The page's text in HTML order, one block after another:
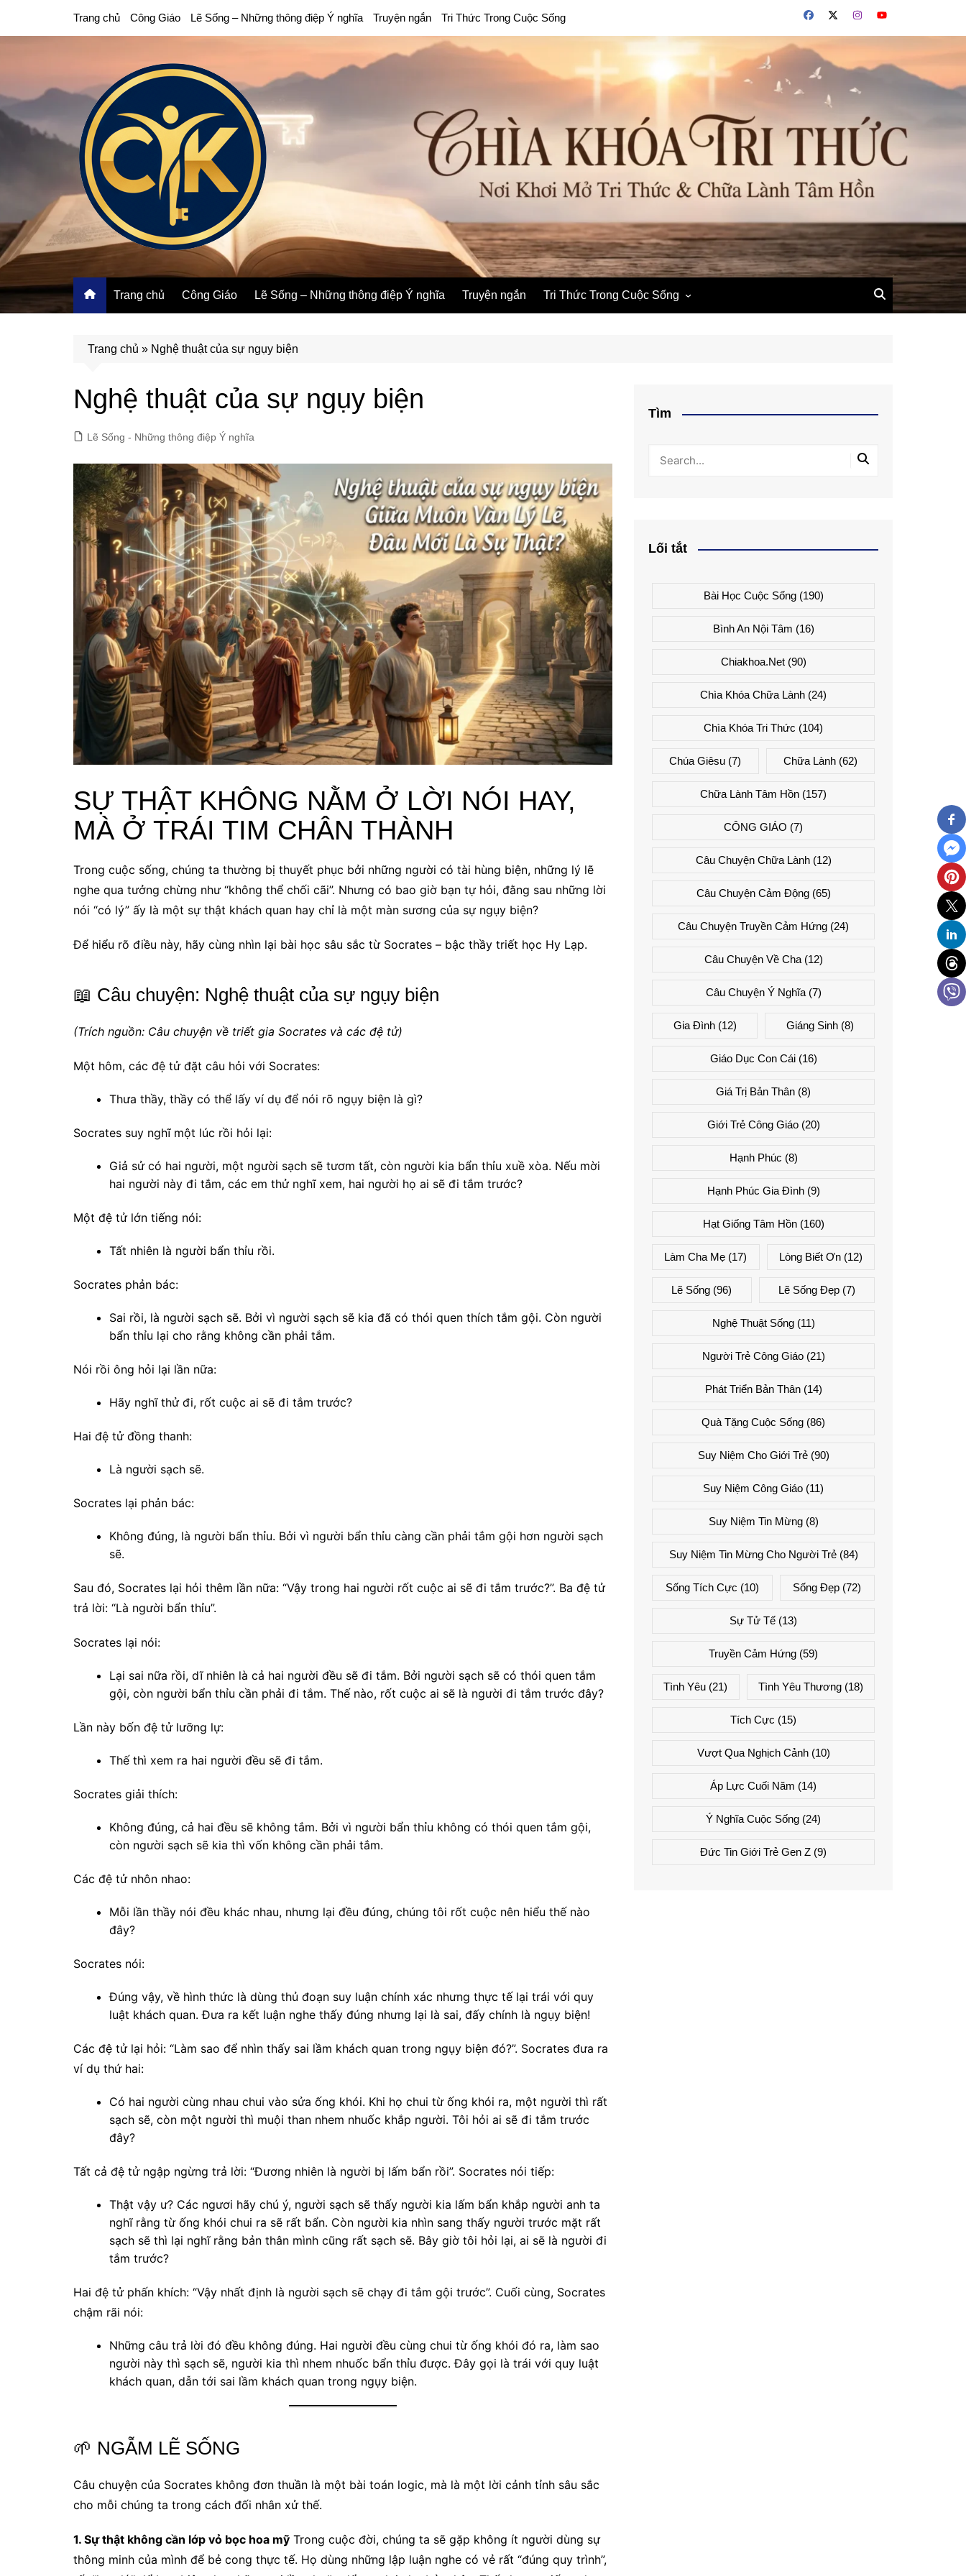
Trang chủ Công Giáo Lẽ Sống – Những thông điệp Ý nghĩa Truyện ngắn Tri Thức Trong Cuộc Sống
Trang chủ Công Giáo Lẽ Sống – Những thông điệp Ý nghĩa Truyện ngắn Tri Thức Trong Cuộc Sống
Trang chủ » Nghệ thuật của sự ngụy biện
Nghệ thuật của sự ngụy biện
Lẽ Sống - Những thông điệp Ý nghĩa
SỰ THẬT KHÔNG NẰM Ở LỜI NÓI HAY,
MÀ Ở TRÁI TIM CHÂN THÀNH
Trong cuộc sống, chúng ta thường bị thuyết phục bởi những người có tài hùng biện, những lý lẽ
nghe qua tưởng chừng như “không thể chối cãi”. Nhưng có bao giờ bạn tự hỏi, đằng sau những lời
nói “có lý” ấy là một sự thật khách quan hay chỉ là một màn sương của sự ngụy biện?
Để hiểu rõ điều này, hãy cùng nhìn lại bài học sâu sắc từ Socrates – bậc thầy triết học Hy Lạp.
📖 Câu chuyện: Nghệ thuật của sự ngụy biện
(Trích nguồn: Câu chuyện về triết gia Socrates và các đệ tử)
Một hôm, các đệ tử đặt câu hỏi với Socrates:
Thưa thầy, thầy có thể lấy ví dụ để nói rõ ngụy biện là gì?
Socrates suy nghĩ một lúc rồi hỏi lại:
Giả sử có hai người, một người sạch sẽ tươm tất, còn người kia bẩn thỉu xuề xòa. Nếu mời
hai người này đi tắm, các em thử nghĩ xem, hai người họ ai sẽ đi tắm trước?
Một đệ tử lớn tiếng nói:
Tất nhiên là người bẩn thỉu rồi.
Socrates phản bác:
Sai rồi, là người sạch sẽ. Bởi vì người sạch sẽ kia đã có thói quen thích tắm gội. Còn người
bẩn thỉu lại cho rằng không cần phải tắm.
Nói rồi ông hỏi lại lần nữa:
Hãy nghĩ thử đi, rốt cuộc ai sẽ đi tắm trước?
Hai đệ tử đồng thanh:
Là người sạch sẽ.
Socrates lại phản bác:
Không đúng, là người bẩn thỉu. Bởi vì người bẩn thỉu càng cần phải tắm gội hơn người sạch
sẽ.
Sau đó, Socrates lại hỏi thêm lần nữa: “Vậy trong hai người rốt cuộc ai sẽ đi tắm trước?”. Ba đệ tử
trả lời: “Là người bẩn thỉu”.
Socrates lại nói:
Lại sai nữa rồi, dĩ nhiên là cả hai người đều sẽ đi tắm. Bởi người sạch sẽ có thói quen tắm
gội, còn người bẩn thỉu cần phải đi tắm. Thế nào, rốt cuộc ai sẽ là người đi tắm trước đây?
Lần này bốn đệ tử lưỡng lự:
Thế thì xem ra hai người đều sẽ đi tắm.
Socrates giải thích:
Không đúng, cả hai đều sẽ không tắm. Bởi vì người bẩn thỉu không có thói quen tắm gội,
còn người sạch sẽ kia thì vốn không cần phải tắm.
Các đệ tử nhôn nhao:
Mỗi lần thầy nói đều khác nhau, nhưng lại đều đúng, chúng tôi rốt cuộc nên hiểu thế nào
đây?
Socrates nói:
Đúng vậy, về hình thức là dùng thủ đoạn suy luận chính xác nhưng thực tế lại trái với quy
luật khách quan. Đưa ra kết luận nghe thấy đúng nhưng lại là sai, đấy chính là ngụy biện!
Các đệ tử lại hỏi: “Làm sao để nhìn thấy sai lầm khách quan trong ngụy biện đó?”. Socrates đưa ra
ví dụ thứ hai:
Có hai người cùng nhau chui vào sửa ống khói. Khi họ chui từ ống khói ra, một người thì rất
sạch sẽ, còn một người thì muội than nhem nhuốc khắp người. Tôi hỏi ai sẽ đi tắm trước
đây?
Tất cả đệ tử ngập ngừng trả lời: “Đương nhiên là người bị lấm bẩn rồi”. Socrates nói tiếp:
Thật vậy ư? Các ngươi hãy chú ý, người sạch sẽ thấy người kia lấm bẩn khắp người anh ta
nghĩ rằng từ ống khói chui ra sẽ rất bẩn. Còn người kia nhìn sang thấy người trước mặt rất
sạch sẽ thì lại nghĩ rằng bản thân mình cũng rất sạch sẽ. Bây giờ tôi hỏi lại, ai sẽ là người đi
tắm trước?
Hai đệ tử phấn khích: “Vậy nhất định là người sạch sẽ chạy đi tắm gội trước”. Cuối cùng, Socrates
chậm rãi nói:
Những câu trả lời đó đều không đúng. Hai người đều cùng chui từ ống khói đó ra, làm sao
người này thì sạch sẽ, người kia thì nhem nhuốc bẩn thỉu được. Đây gọi là trái với quy luật
khách quan, dẫn tới sai lầm khách quan trong ngụy biện.
🌱 NGẪM LẼ SỐNG
Câu chuyện của Socrates không đơn thuần là một bài toán logic, mà là một lời cảnh tỉnh sâu sắc
cho mỗi chúng ta trong cách đối nhân xử thế.
1. Sự thật không cần lớp vỏ bọc hoa mỹ Trong cuộc đời, chúng ta sẽ gặp không ít người dùng sự
thông minh của mình để bẻ cong thực tế. Họ dùng những lập luận nghe có vẻ rất “đúng quy trình”,
Tìm
Lối tắt
Bài Học Cuộc Sống(190)
Bình An Nội Tâm (16)
Chiakhoa.net(90)
Chìa Khóa Chữa Lành (24)
Chìa Khóa Tri Thức (104)
Chúa Giêsu (7) Chữa Lành(62)
Chữa Lành Tâm Hồn (157)
CÔNG GIÁO (7)
Câu Chuyện Chữa Lành(12)
Câu Chuyện Cảm Động(65)
Câu Chuyện Truyền Cảm Hứng (24)
Câu Chuyện Về Cha(12)
Câu Chuyện Ý Nghĩa(7)
Gia Đình(12) Giáng Sinh(8)
Giáo Dục Con Cái(16)
Giá Trị Bản Thân (8)
Giới Trẻ Công Giáo(20)
Hạnh Phúc (8)
Hạnh Phúc Gia Đình(9)
Hạt Giống Tâm Hồn(160)
Làm Cha Mẹ (17) Lòng Biết Ơn(12)
Lẽ Sống (96) Lẽ Sống Đẹp(7)
Nghệ Thuật Sống(11)
Người Trẻ Công Giáo(21)
Phát Triển Bản Thân(14)
Quà Tặng Cuộc Sống (86)
Suy Niệm Cho Giới Trẻ(90)
Suy Niệm Công Giáo (11)
Suy Niệm Tin Mừng(8)
Suy Niệm Tin Mừng Cho Người Trẻ(84)
Sống Tích Cực (10) Sống Đẹp (72)
Sự Tử Tế (13)
Truyền Cảm Hứng (59)
Tình Yêu (21) Tình Yêu Thương(18)
Tích Cực (15)
Vượt Qua Nghịch Cảnh(10)
Áp Lực Cuối Năm (14)
Ý Nghĩa Cuộc Sống (24)
Đức Tin Giới Trẻ Gen Z (9)